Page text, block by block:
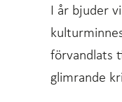
I år bjuder
förvandlats
glimrande